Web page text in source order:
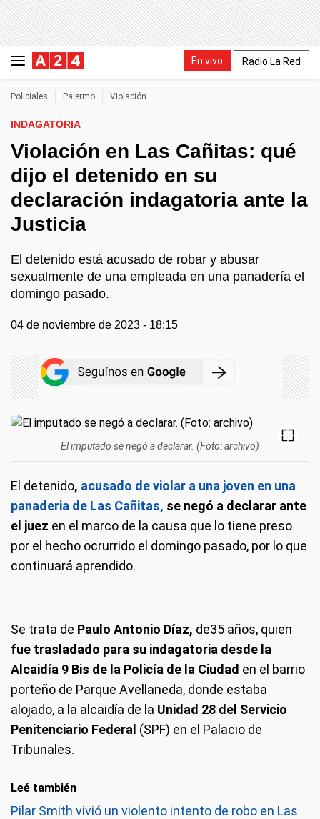
En vivo Radio La Red
Policiales Palermo Violación
INDAGATORIA
Violación en Las Cañitas: qué
dijo el detenido en su
declaración indagatoria ante la
Justicia
El detenido está acusado de robar y abusar
sexualmente de una empleada en una panadería el
domingo pasado.
04 de noviembre de 2023 - 18:15
El imputado se negó a declarar. (Foto: archivo)
El detenido, acusado de violar a una joven en una
panaderia de Las Cañitas, se negó a declarar ante
el juez en el marco de la causa que lo tiene preso
por el hecho ocrurrido el domingo pasado, por lo que
continuará aprendido.
Se trata de Paulo Antonio Díaz, de35 años, quien
fue trasladado para su indagatoria desde la
Alcaidía 9 Bis de la Policía de la Ciudad en el barrio
porteño de Parque Avellaneda, donde estaba
alojado, a la alcaidía de la Unidad 28 del Servicio
Penitenciario Federal (SPF) en el Palacio de
Tribunales.
Leé también
Pilar Smith vivió un violento intento de robo en Las